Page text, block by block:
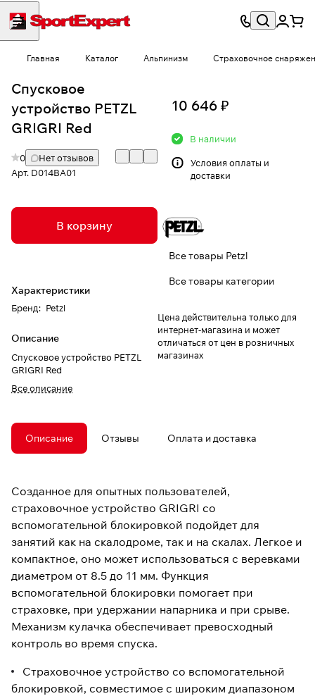
Главная Каталог Альпинизм Страховочное
Спусковое
устройство PETZL
GRIGRI Red
0
Нет отзывов
Арт. D014BA01
В корзину
Характеристики
Бренд: Petzl
Описание
Спусковое устройство PETZL
GRIGRI Red
Все описание
10 646 ₽
В наличии
Условия оплаты и
доставки
Все товары Petzl
Все товары категории
Цена действительна только для
интернет-магазина и может
отличаться от цен в розничных
магазинах
Описание Отзывы Оплата и доставка
Созданное для опытных пользователей,
страховочное устройство GRIGRI со
вспомогательной блокировкой подойдет для
занятий как на скалодроме, так и на скалах. Легкое и
компактное, оно может использоваться с веревками
диаметром от 8.5 до 11 мм. Функция
вспомогательной блокировки помогает при
страховке, при удержании напарника и при срыве.
Механизм кулачка обеспечивает превосходный
контроль во время спуска.
Страховочное устройство со вспомогательной
блокировкой, совместимое с широким диапазоном